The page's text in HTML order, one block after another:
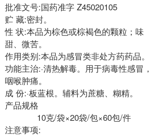
批准文号:国药准字 Z45020105
贮 藏:密封。
性 状:本品为棕色或棕褐色的颗粒；味
甜、微苦。
作用类别:本品为感冒类非处方药药品。
功能主治:·清热解毒。用于病毒性感冒，
咽喉肿痛。
成 份:·板蓝根。辅料为蔗糖、糊精。
产品规格
10克/袋×20袋/包×60包/件
注意事项: